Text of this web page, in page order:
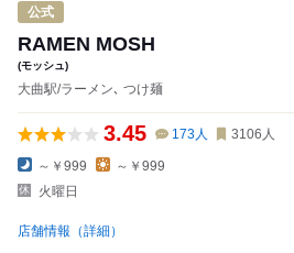
公式
RAMEN MOSH
(モッシュ)
大曲駅/ラーメン､ つけ麺
3.45 173人 3106 人
～￥999
～￥999
火曜日
店舗情報（詳細）